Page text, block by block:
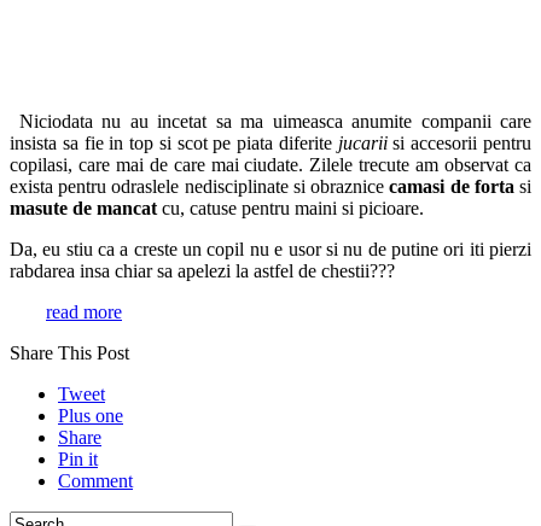
Niciodata nu au incetat sa ma uimeasca anumite companii care
insista sa fie in top si scot pe piata diferitejucariisi accesorii pentru
copilasi, care mai de care mai ciudate. Zilele trecute am observat ca
exista pentru odraslele nedisciplinate si obraznice camasi de forta si
masute de mancat cu, catuse pentru maini si picioare.
Da, eu stiu ca a creste un copil nu e usor si nu de putine ori iti pierzi
rabdarea insa chiar sa apelezi la astfel de chestii???
read more
Share This Post
Tweet
Plus one
Share
Pin it
Comment